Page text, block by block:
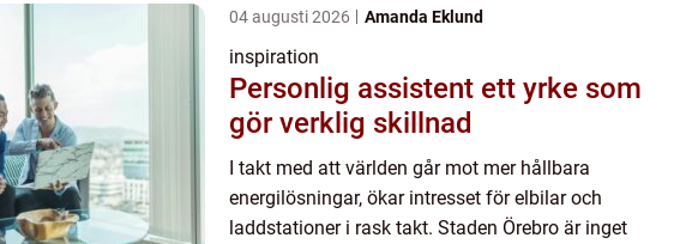
04 augusti 2026 Amanda Eklund
inspiration
Personlig assistent ett yrke som
gör verklig skillnad
I takt med att världen går mot mer hållbara
energilösningar, ökar intresset för elbilar och
laddstationer i rask takt. Staden Örebro är inget